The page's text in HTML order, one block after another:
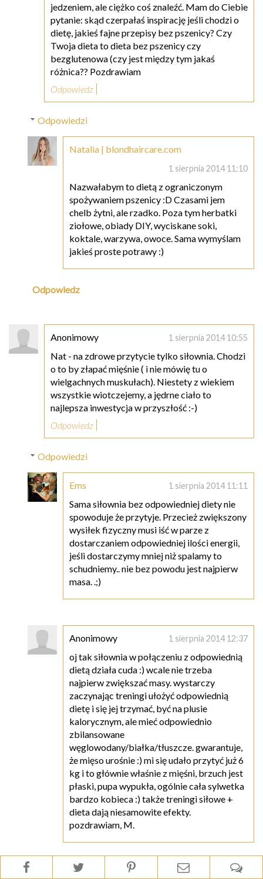
jedzeniem, ale ciężko coś znaleźć. Mam do Ciebie
pytanie: skąd czerpałaś inspirację jeśli chodzi o
dietę, jakieś fajne przepisy bez pszenicy? Czy
Twoja dieta to dieta bez pszenicy czy
bezglutenowa (czy jest między tym jakaś
różnica?? Pozdrawiam
Odpowiedz
Odpowiedzi
Natalia | blondhaircare.com
1 sierpnia 2014 11:10
Nazwałabym to dietą z ograniczonym
spożywaniem pszenicy :D Czasami jem
chelb żytni, ale rzadko. Poza tym herbatki
ziołowe, obiady DIY, wyciskane soki,
koktale, warzywa, owoce. Sama wymyślam
jakieś proste potrawy :)
Odpowiedz
Anonimowy 1 sierpnia 2014 10:55
Nat - na zdrowe przytycie tylko siłownia. Chodzi
o to by złapać mięśnie ( i nie mówię tu o
wielgachnych muskułach). Niestety z wiekiem
wszystkie wiotczejemy, a jędrne ciało to
najlepsza inwestycja w przyszłość :-)
Odpowiedz
Odpowiedzi
Ems 1 sierpnia 2014 11:11
Sama siłownia bez odpowiedniej diety nie
spowoduje że przytyje. Przecież zwiększony
wysiłek fizyczny musi iść w parze z
dostarczaniem odpowiedniej ilości energii,
jeśli dostarczymy mniej niż spalamy to
schudniemy.. nie bez powodu jest najpierw
masa. .;)
Anonimowy 1 sierpnia 2014 12:37
oj tak siłownia w połączeniu z odpowiednią
dietą działa cuda :) wcale nie trzeba
najpierw zwiększać masy. wystarczy
zaczynając treningi ułożyć odpowiednią
dietę i się jej trzymać, być na plusie
kalorycznym, ale mieć odpowiednio
zbilansowane
węglowodany/białka/tłuszcze. gwarantuje,
że mięso urośnie :) mi się udało przytyć już 6
kg i to głównie właśnie z mięśni, brzuch jest
płaski, pupa wypukła, ogólnie cała sylwetka
bardzo kobieca :) także treningi siłowe +
dieta dają niesamowite efekty.
pozdrawiam, M.